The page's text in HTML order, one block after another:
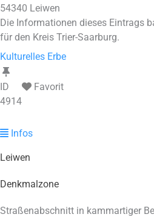
54340 Leiwen
Die Informationen dieses Eintrags
für den Kreis Trier-Saarburg.
Kulturelles Erbe
ID
4914
Favorit
Infos
Leiwen
Denkmalzone
Straßenabschnitt in kammartiger